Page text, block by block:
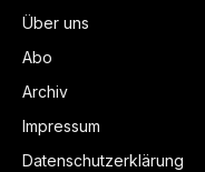
Über uns
Abo
Archiv
Impressum
Datenschutzerklärung